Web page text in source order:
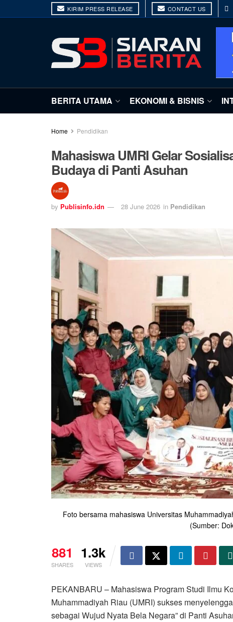
KIRIM PRESS RELEASE CONTACT US
BERITA UTAMA EKONOMI & BISNIS
Home Pendidikan
Mahasiswa UMRI Gelar
Budaya di Panti Asuhan
by Publisinfo.idn 28 June 2026 in Pendidikan
Foto bersama mahasiswa Universitas
(Sumber:
881
SHARES
1.3k
VIEWS
PEKANBARU – Mahasiswa Program Studi Ilmu
Muhammadiyah Riau (UMRI) sukses
sebagai Wujud Nyata Bela Negara” di Panti